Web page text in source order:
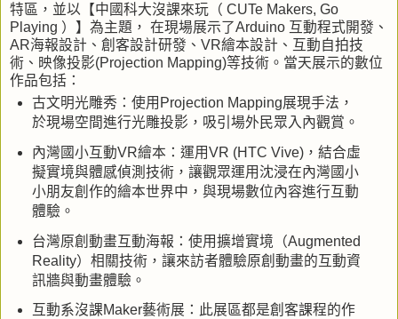
特區，並以【中國科大沒課來玩（ CUTe Makers, Go
Playing ）】為主題， 在現場展示了Arduino 互動程式開發、
AR海報設計、創客設計研發、VR繪本設計、互動自拍技
術、映像投影(Projection Mapping)等技術。當天展示的數位
作品包括：
古文明光雕秀：使用Projection Mapping展現手法，
於現場空間進行光雕投影，吸引場外民眾入內觀賞。
內灣國小互動VR繪本：運用VR (HTC Vive)，結合虛
擬實境與體感偵測技術，讓觀眾運用沈浸在內灣國小
小朋友創作的繪本世界中，與現場數位內容進行互動
體驗。
台灣原創動畫互動海報：使用擴增實境（Augmented
Reality）相關技術，讓來訪者體驗原創動畫的互動資
訊牆與動畫體驗。
互動系沒課Maker藝術展：此展區都是創客課程的作